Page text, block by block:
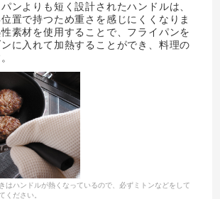
ンよりも短く設計されたハンドルは、
置で持つため重さを感じにくくなりま
素材を使用することで、フライパンを
に入れて加熱することができ、料理の
はハンドルが熱くなっているので、必ずミトンなどをして
ください。